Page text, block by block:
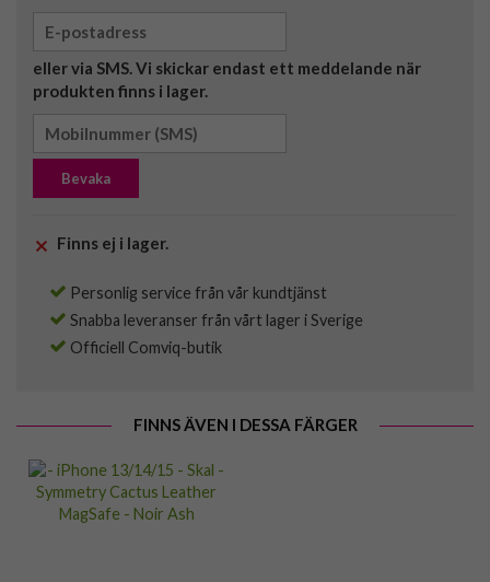
eller via SMS. Vi skickar endast ett meddelande när
produkten finns i lager.
Bevaka
Finns ej i lager.
Personlig service från vår kundtjänst
Snabba leveranser från vårt lager i Sverige
Officiell Comviq-butik
FINNS ÄVEN I DESSA FÄRGER